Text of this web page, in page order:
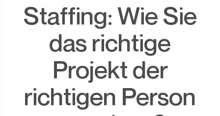
Staffing: Wie Sie
das richtige
Projekt der
richtigen Person